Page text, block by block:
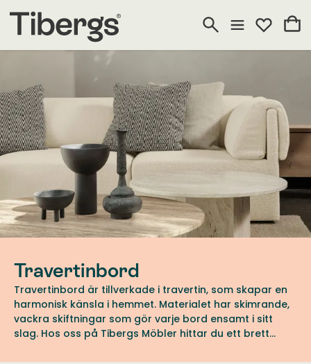
Travertinbord
Travertinbord är tillverkade i travertin, som skapar en
harmonisk känsla i hemmet. Materialet har skimrande,
vackra skiftningar som gör varje bord ensamt i sitt
slag. Hos oss på Tibergs Möbler hittar du ett brett